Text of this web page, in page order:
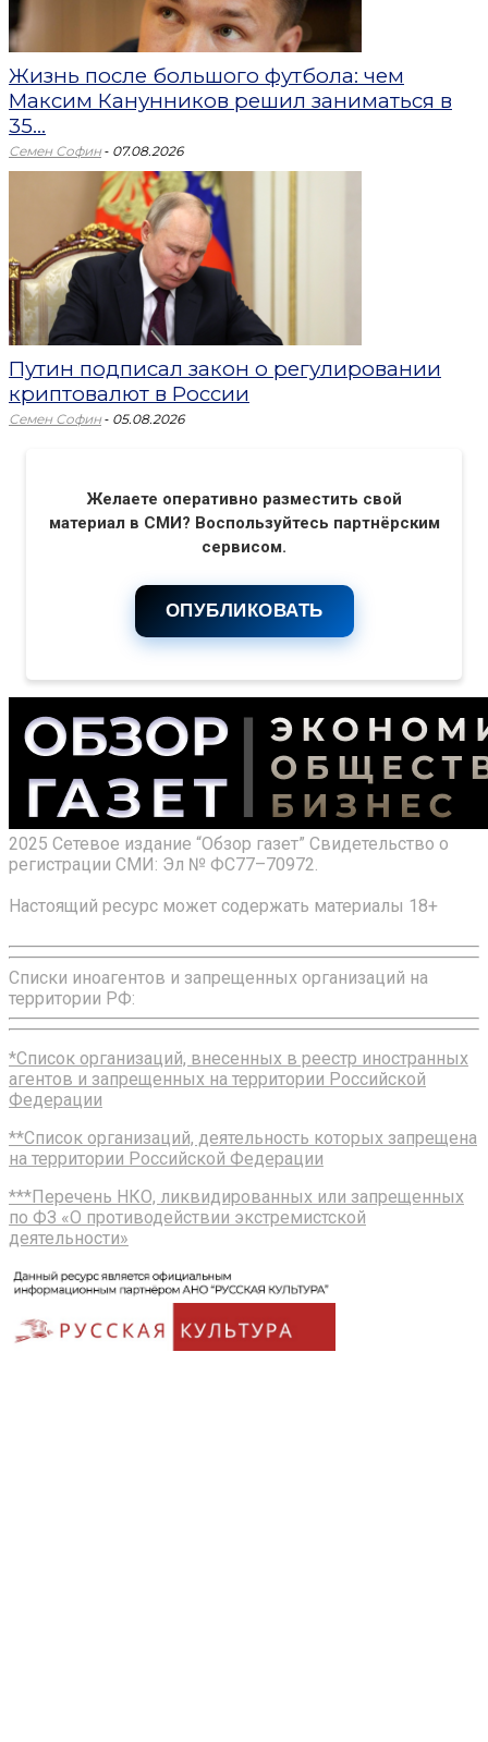
Жизнь после большого футбола: чем
Максим Канунников решил заниматься в
35...
Семен Софин - 07.08.2026
Путин подписал закон о регулировании
криптовалют в России
Семен Софин - 05.08.2026
Желаете оперативно разместить свой
материал в СМИ? Воспользуйтесь партнёрским
сервисом.
ОПУБЛИКОВАТЬ
2025 Сетевое издание “Обзор газет” Свидетельство о
регистрации СМИ: Эл № ФС77–70972.
Настоящий ресурс может содержать материалы 18+
Списки иноагентов и запрещенных организаций на
территории РФ:
*Список организаций, внесенных в реестр иностранных
агентов и запрещенных на территории Российской
Федерации
**Список организаций, деятельность которых запрещена
на территории Российской Федерации
***Перечень НКО, ликвидированных или запрещенных
по ФЗ «О противодействии экстремистской
деятельности»